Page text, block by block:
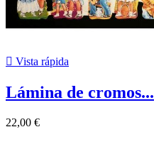
 Vista rápida
Lámina de cromos...
22,00 €